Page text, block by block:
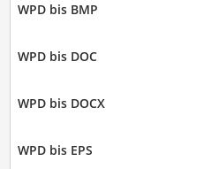
WPD bis BMP
WPD bis DOC
WPD bis DOCX
WPD bis EPS